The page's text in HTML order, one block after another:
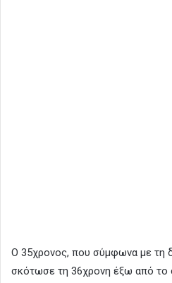
Ο 35χρονος, που σύμφωνα με τη
σκότωσε τη 36χρονη έξω από το